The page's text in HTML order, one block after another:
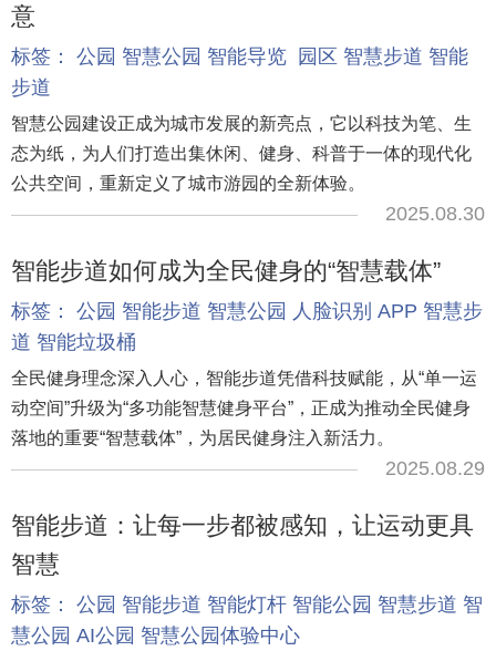
意
标签： 公园 智慧公园 智能导览 园区 智慧步道 智能
步道
智慧公园建设正成为城市发展的新亮点，它以科技为笔、生
态为纸，为人们打造出集休闲、健身、科普于一体的现代化
公共空间，重新定义了城市游园的全新体验。
2025.08.30
智能步道如何成为全民健身的“智慧载体”
标签： 公园 智能步道 智慧公园 人脸识别 APP 智慧步
道 智能垃圾桶
全民健身理念深入人心，智能步道凭借科技赋能，从“单一运
动空间”升级为“多功能智慧健身平台”，正成为推动全民健身
落地的重要“智慧载体”，为居民健身注入新活力。
2025.08.29
智能步道：让每一步都被感知，让运动更具
智慧
标签： 公园 智能步道 智能灯杆 智能公园 智慧步道 智
慧公园 AI公园 智慧公园体验中心